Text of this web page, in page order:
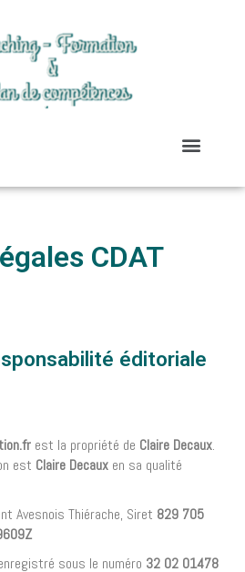
CDAT
éditoriale
est la propriété de Claire Decaux.
est Claire Decauxen sa qualité
Avesnois Thiérache, Siret 829 705
sous le numéro 32 02 01478